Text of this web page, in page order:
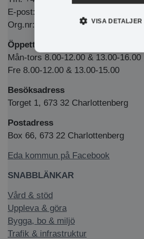
E-post: kommun@eda.se
Org.nr: 212000-1769
Öppettider Medborgarkontor/växel
Mån-tors 8.00-12.00 & 13.00-16.00
Fre 8.00-12.00 & 13.00-15.00
Besöksadress
Torget 1, 673 32 Charlottenberg
Postadress
Box 66, 673 22 Charlottenberg
Eda kommun på Facebook
SNABBLÄNKAR
Vård & stöd
Uppleva & göra
Bygga, bo & miljö
Trafik & infrastruktur
VISA DETALJER